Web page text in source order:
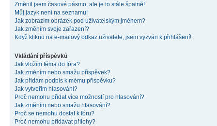
Změnil jsem časové pásmo, ale je to stále špatně!
Můj jazyk není na seznamu!
Jak zobrazím obrázek pod uživatelským jménem?
Jak změním svoje zařazení?
Když kliknu na e-mailový odkaz uživatele, jsem vyzván k přihlášení!
Vkládání příspěvků
Jak vložím téma do fóra?
Jak změním nebo smažu příspěvek?
Jak přidám podpis k mému příspěvku?
Jak vytvořím hlasování?
Proč nemohu přidat více možností pro hlasování?
Jak změním nebo smažu hlasování?
Proč se nemohu dostat k fóru?
Proč nemohu přidávat přílohy?